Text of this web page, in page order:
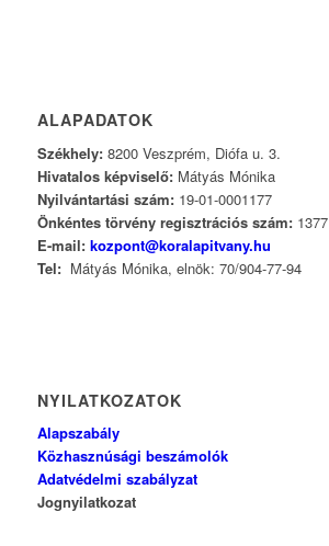
ALAPADATOK
Székhely:8200 Veszprém, Diófa u. 3.
Hivatalos képviselő:Mátyás Mónika
Nyilvántartási szám:19-01-0001177
Önkéntes törvény regisztrációs szám:1377
E-mail: kozpont@koralapitvany.hu
Tel:Mátyás Mónika, elnök: 70/904-77-94
NYILATKOZATOK
Alapszabály
Közhasznúsági beszámolók
Adatvédelmi szabályzat
Jognyilatkozat